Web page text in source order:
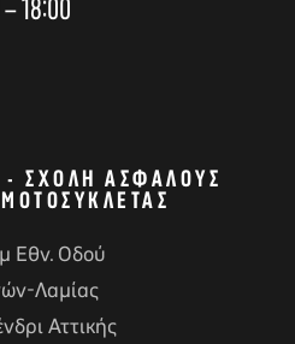
18:00
- ΣΧΟΛΉ ΑΣΦΑΛΟΎΣ
Εθν. Οδού
Λαμίας
Αττικής